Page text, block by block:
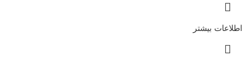
اطلاعات بیشتر